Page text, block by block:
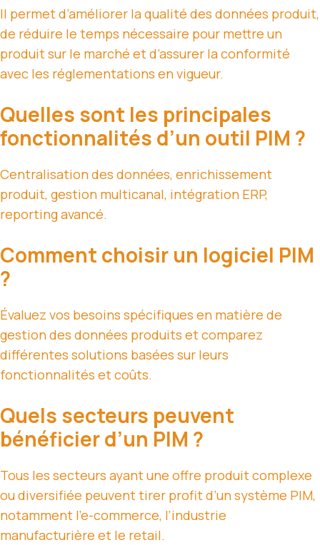
Il permet d’améliorer la qualité des données produit,
de réduire le temps nécessaire pour mettre un
produit sur le marché et d’assurer la conformité
avec les réglementations en vigueur.
Quelles sont les principales
fonctionnalités d’un outil PIM ?
Centralisation des données, enrichissement
produit, gestion multicanal, intégration ERP,
reporting avancé.
Comment choisir un logiciel PIM
?
Évaluez vos besoins spécifiques en matière de
gestion des données produits et comparez
différentes solutions basées sur leurs
fonctionnalités et coûts.
Quels secteurs peuvent
bénéficier d’un PIM ?
Tous les secteurs ayant une offre produit complexe
ou diversifiée peuvent tirer profit d’un système PIM,
notamment l’e-commerce, l’industrie
manufacturière et le retail.